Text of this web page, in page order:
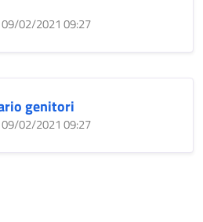
02/2021 09:27
genitori
02/2021 09:27